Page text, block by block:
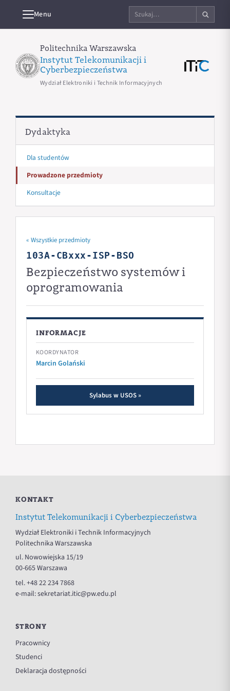
Menu
Szukaj
na
stronie
Politechnika Warszawska
Instytut Telekomunikacji i
Cyberbezpieczeństwa
Wydział Elektroniki i Technik Informacyjnych
« Wszystkie przedmioty
103A-CBxxx-ISP-BSO
Bezpieczeństwo systemów i
oprogramowania
INFORMACJE
KOORDYNATOR
Marcin Golański
Sylabus w USOS »
Dydaktyka
Dla studentów
Prowadzone przedmioty
Konsultacje
KONTAKT
Instytut Telekomunikacji i Cyberbezpieczeństwa
Wydział Elektroniki i Technik Informacyjnych
Politechnika Warszawska
ul. Nowowiejska 15/19
00-665 Warszawa
tel.+48 22 234 7868
e-mail:sekretariat.itic@pw.edu.pl
STRONY
Pracownicy
Studenci
Deklaracja dostępności